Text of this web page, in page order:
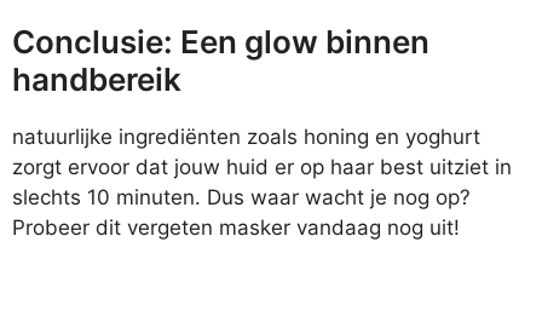
Conclusie: Een glow binnen
handbereik
natuurlijke ingrediënten zoals honing en yoghurt
zorgt ervoor dat jouw huid er op haar best uitziet in
slechts 10 minuten. Dus waar wacht je nog op?
Probeer dit vergeten masker vandaag nog uit!